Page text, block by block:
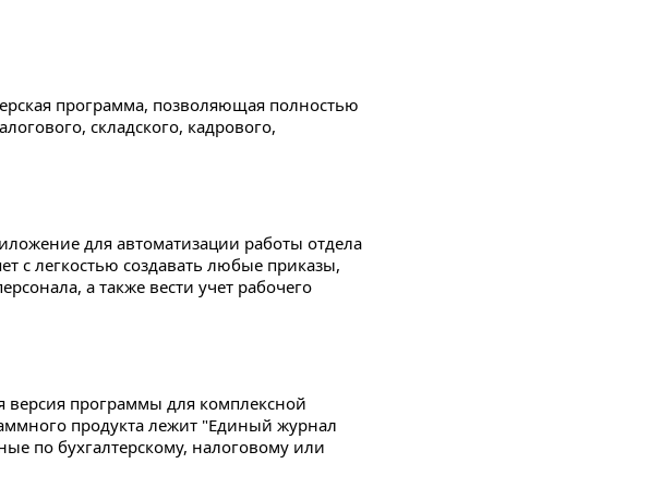
программа, позволяющая полностью
складского, кадрового,
для автоматизации работы отдела
с легкостью создавать любые приказы,
а также вести учет рабочего
версия программы для комплексной
продукта лежит "Единый журнал
по бухгалтерскому, налоговому или